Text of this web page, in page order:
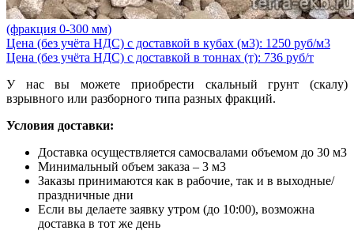
(фракция 0-300 мм)
Цена (без учёта НДС) с доставкой в кубах (м3): 1250 руб/м3
Цена (без учёта НДС) с доставкой в тоннах (т): 736 руб/т
У нас вы можете приобрести скальный грунт (скалу)
взрывного или разборного типа разных фракций.
Условия доставки:
Доставка осуществляется самосвалами объемом до 30 м3
Минимальный объем заказа – 3 м3
Заказы принимаются как в рабочие, так и в выходные/
праздничные дни
Если вы делаете заявку утром (до 10:00), возможна
доставка в тот же день